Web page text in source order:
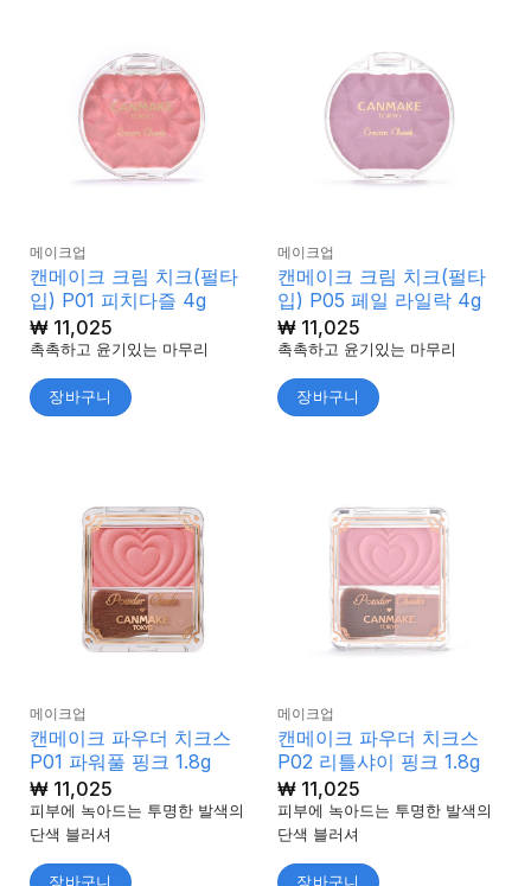
메이크업
캔메이크 크림 치크(펄타
입) P01 피치다즐 4g
₩11,025
촉촉하고 윤기있는 마무리
장바구니
메이크업
캔메이크 크림 치크(펄타
입) P05 페일 라일락 4g
₩11,025
촉촉하고 윤기있는 마무리
장바구니
메이크업
캔메이크 파우더 치크스
P01 파워풀 핑크 1.8g
₩11,025
피부에 녹아드는 투명한 발색의
단색 블러셔
장바구니
메이크업
캔메이크 파우더 치크스
P02 리틀샤이 핑크 1.8g
₩11,025
피부에 녹아드는 투명한 발색의
단색 블러셔
장바구니